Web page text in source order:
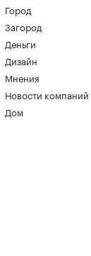
Город
Загород
Деньги
Дизайн
Мнения
Новости компаний
Дом